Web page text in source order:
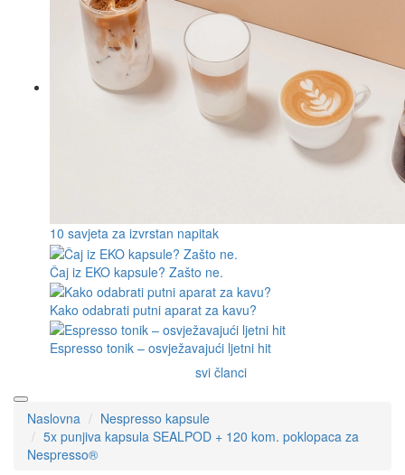
10 savjeta za izvrstan napitak
Čaj iz EKO kapsule? Zašto ne.
Kako odabrati putni aparat za kavu?
Espresso tonik – osvježavajući ljetni hit
svi članci
Naslovna
Nespresso kapsule
5x punjiva kapsula SEALPOD + 120 kom. poklopaca za
Nespresso®